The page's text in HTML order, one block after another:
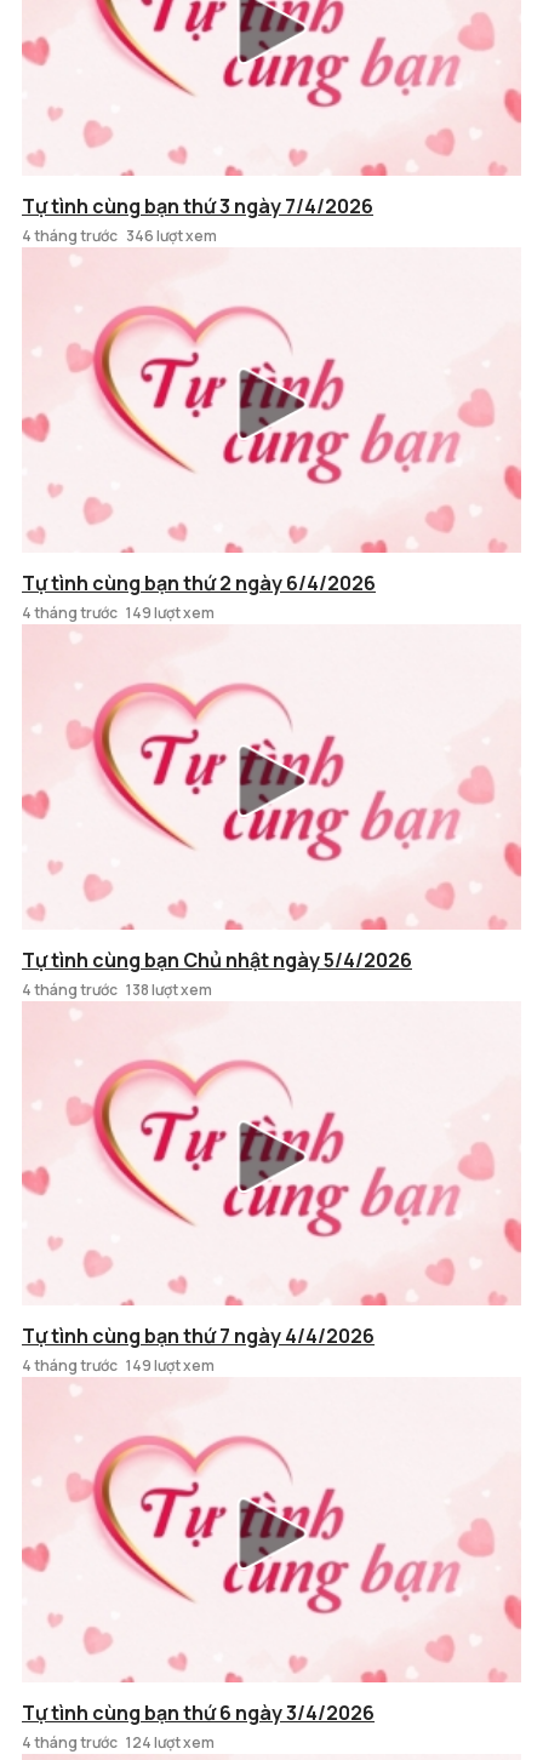
Tự tình cùng bạn thứ 3 ngày 7/4/2026
4 tháng trước 346 lượt xem
Tự tình cùng bạn thứ 2 ngày 6/4/2026
4 tháng trước 149 lượt xem
Tự tình cùng bạn Chủ nhật ngày 5/4/2026
4 tháng trước 138 lượt xem
Tự tình cùng bạn thứ 7 ngày 4/4/2026
4 tháng trước 149 lượt xem
Tự tình cùng bạn thứ 6 ngày 3/4/2026
4 tháng trước 124 lượt xem